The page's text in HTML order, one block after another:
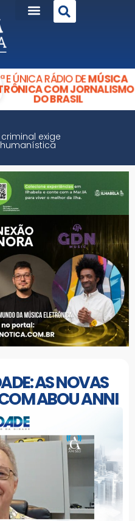
E ÚNICA RÁDIO DEMÚSICA
COM JORNALISMO
DO BRASIL
exige
AS NOVAS
ABOU ANNI